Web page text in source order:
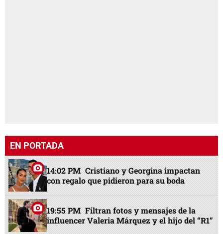
EN PORTADA
14:02 PM Cristiano y Georgina impactan
con regalo que pidieron para su boda
19:55 PM Filtran fotos y mensajes de la
influencer Valeria Márquez y el hijo del “R1”